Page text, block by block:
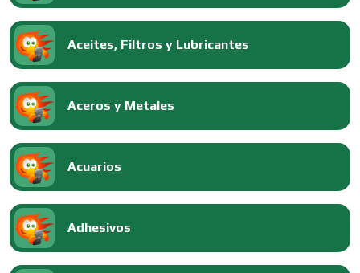
Aceites, Filtros y Lubricantes
Aceros y Metales
Acuarios
Adhesivos